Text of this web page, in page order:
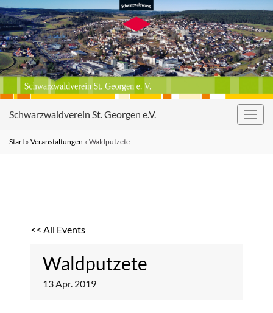
Schwarzwaldverein St. Georgen e.V.
Start » Veranstaltungen » Waldputzete
<< All Events
Waldputzete
13Apr. 2019